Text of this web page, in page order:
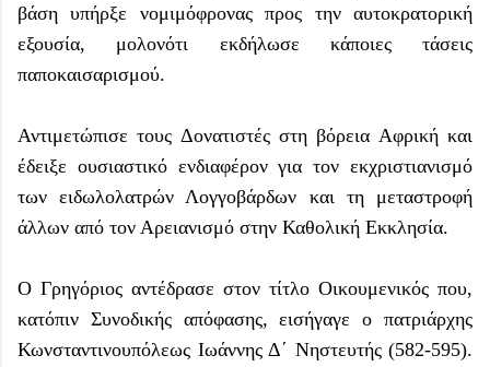
βάση υπήρξε νομιμόφρονας προς την αυτοκρατορική
εξουσία, μολονότι εκδήλωσε κάποιες τάσεις
παποκαισαρισμού.
Αντιμετώπισε τους Δονατιστές στη βόρεια Αφρική και
έδειξε ουσιαστικό ενδιαφέρον για τον εκχριστιανισμό
των ειδωλολατρών Λογγοβάρδων και τη μεταστροφή
άλλων από τον Αρειανισμό στην Καθολική Εκκλησία.
Ο Γρηγόριος αντέδρασε στον τίτλο Οικουμενικός που,
κατόπιν Συνοδικής απόφασης, εισήγαγε ο πατριάρχης
Κωνσταντινουπόλεως Ιωάννης Δ΄ Νηστευτής (582-595).